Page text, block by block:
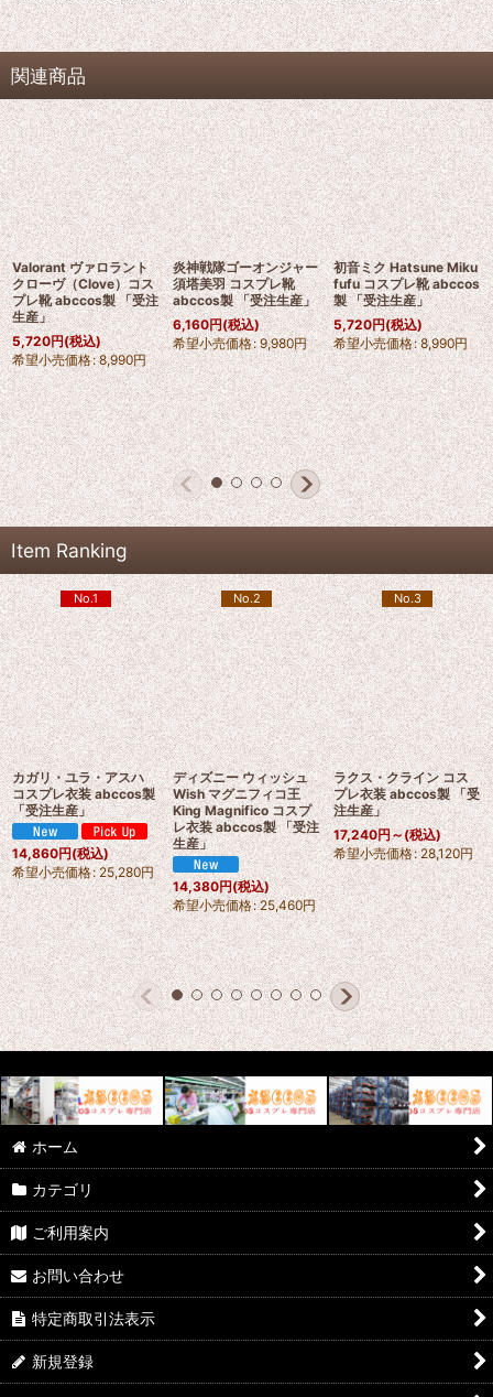
関連商品
Valorant ヴァロラント
クローヴ（Clove）コス
プレ靴 abccos製 「受注
生産」
5,720円(税込)
希望小売価格: 8,990円
炎神戦隊ゴーオンジャー
須塔美羽 コスプレ靴
abccos製 「受注生産」
6,160円(税込)
希望小売価格: 9,980円
初音ミク Hatsune Miku
fufu コスプレ靴 abccos
製 「受注生産」
5,720円(税込)
希望小売価格: 8,990円
Item Ranking
No.1
カガリ・ユラ・アスハ
コスプレ衣装 abccos製
「受注生産」
14,860円(税込)
希望小売価格: 25,280円
No.2
ディズニー ウィッシュ
Wish マグニフィコ王
King Magnifico コスプ
レ衣装 abccos製 「受注
生産」
14,380円(税込)
希望小売価格: 25,460円
No.3
ラクス・クライン コス
プレ衣装 abccos製 「受
注生産」
17,240円～(税込)
希望小売価格: 28,120円
ホーム
カテゴリ
ご利用案内
お問い合わせ
特定商取引法表示
新規登録